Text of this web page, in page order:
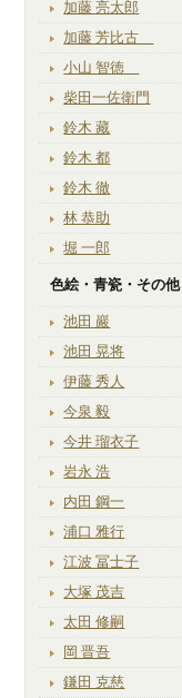
加藤 亮太郎
加藤 芳比古
小山 智徳
柴田一佐衛門
鈴木 藏
鈴木 都
鈴木 徹
林 恭助
堀 一郎
色絵・青瓷・その他
池田 巖
池田 晃将
伊藤 秀人
今泉 毅
今井 瑠衣子
岩永 浩
内田 鋼一
浦口 雅行
江波 冨士子
大塚 茂吉
太田 修嗣
岡 晋吾
鎌田 克慈